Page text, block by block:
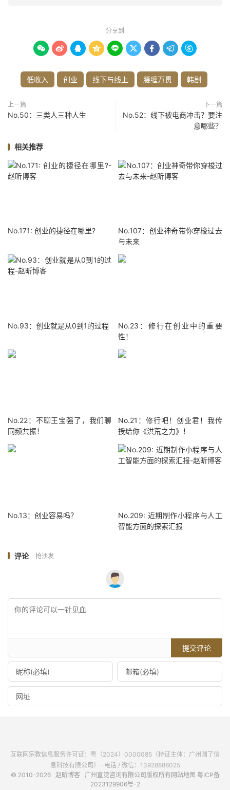
分享到
        
低收入 创业 线下与线上 腰缠万贯 韩剧
上一篇
No.50：三类人三种人生
下一篇
No.52：线下被电商冲击？要注
意哪些？
相关推荐
No.171: 创业的捷径在哪里?
No.107：创业神奇带你穿梭过去
与未来
No.93：创业就是从0到1的过程
No.23：修行在创业中的重要
性！
No.22：不聊王宝强了，我们聊
同频共振！
No.21：修行吧！创业君！我传
授给你《洪荒之力》！
No.13：创业容易吗？
No.209: 近期制作小程序与人工
智能方面的探索汇报
评论 抢沙发
提交评论
互联网宗教信息服务许可证：粤（2024）0000085（持证主体：广州圆了信
息科技有限公司） · 电话 / 微信：13928888025
© 2010-2026 赵昕博客 广州直觉咨询有限公司版权所有 网站地图 粤ICP备
2023129906号-2